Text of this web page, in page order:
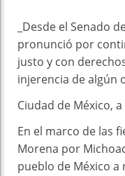
_Desde el Senado
pronunció por
justo y con
injerencia de algún
Ciudad de México,
En el marco de las
Morena por
pueblo de México